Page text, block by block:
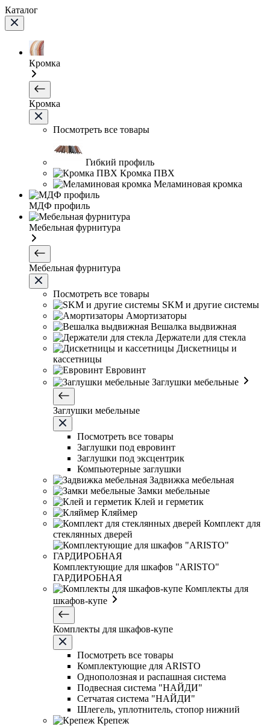
Каталог
Кромка
Кромка
Посмотреть все товары
Гибкий профиль
Кромка ПВХ
Меламиновая кромка
МДФ профиль
Мебельная фурнитура
Мебельная фурнитура
Посмотреть все товары
SKM и другие системы
Амортизаторы
Вешалка выдвижная
Держатели для стекла
Дискетницы и
кассетницы
Евровинт
Заглушки мебельные
Заглушки мебельные
Посмотреть все товары
Заглушки под евровинт
Заглушки под эксцентрик
Компьютерные заглушки
Задвижка мебельная
Замки мебельные
Клей и герметик
Кляймер
Комплект для
стеклянных дверей
Комплектующие для шкафов "ARISTO"
ГАРДИРОБНАЯ
Комплекты для
шкафов-купе
Комплекты для шкафов-купе
Посмотреть все товары
Комплектующие для ARISTO
Однополозная и распашная система
Подвесная система "НАЙДИ"
Сетчатая система "НАЙДИ"
Шлегель, уплотнитель, стопор нижний
Крепеж